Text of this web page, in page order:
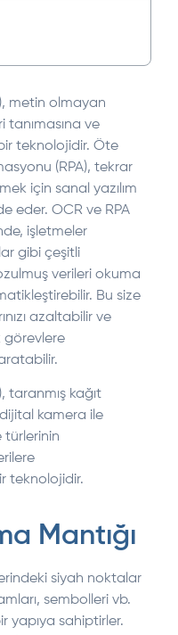
metin olmayan
tanımasına ve
teknolojidir. Öte
(RPA), tekrar
için sanal yazılım
eder. OCR ve RPA
işletmeler
gibi çeşitli
verileri okuma
Bu size
azaltabilir ve
görevlere
taranmış kağıt
kamera ile
türlerinin
teknolojidir.
Mantığı
siyah noktalar
sembolleri vb.
yapıya sahiptirler.